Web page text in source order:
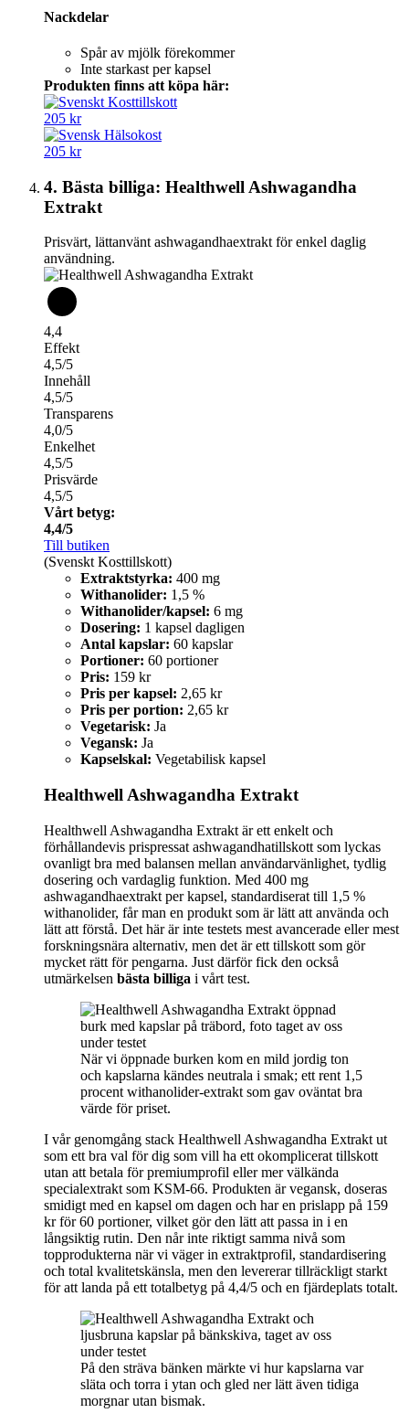
Nackdelar
Spår av mjölk förekommer
Inte starkast per kapsel
Produkten finns att köpa här:
205 kr
205 kr
4. Bästa billiga: Healthwell Ashwagandha
Extrakt
Prisvärt, lättanvänt ashwagandhaextrakt för enkel daglig
användning.
4,4
Effekt
4,5/5
Innehåll
4,5/5
Transparens
4,0/5
Enkelhet
4,5/5
Prisvärde
4,5/5
Vårt betyg:
4,4/5
Till butiken
(Svenskt Kosttillskott)
Extraktstyrka: 400 mg
Withanolider: 1,5 %
Withanolider/kapsel: 6 mg
Dosering: 1 kapsel dagligen
Antal kapslar: 60 kapslar
Portioner: 60 portioner
Pris: 159 kr
Pris per kapsel: 2,65 kr
Pris per portion: 2,65 kr
Vegetarisk: Ja
Vegansk: Ja
Kapselskal: Vegetabilisk kapsel
Healthwell Ashwagandha Extrakt
Healthwell Ashwagandha Extrakt är ett enkelt och
förhållandevis prispressat ashwagandhatillskott som lyckas
ovanligt bra med balansen mellan användarvänlighet, tydlig
dosering och vardaglig funktion. Med 400 mg
ashwagandhaextrakt per kapsel, standardiserat till 1,5 %
withanolider, får man en produkt som är lätt att använda och
lätt att förstå. Det här är inte testets mest avancerade eller mest
forskningsnära alternativ, men det är ett tillskott som gör
mycket rätt för pengarna. Just därför fick den också
utmärkelsen bästa billiga i vårt test.
När vi öppnade burken kom en mild jordig ton
och kapslarna kändes neutrala i smak; ett rent 1,5
procent withanolider‑extrakt som gav oväntat bra
värde för priset.
I vår genomgång stack Healthwell Ashwagandha Extrakt ut
som ett bra val för dig som vill ha ett okomplicerat tillskott
utan att betala för premiumprofil eller mer välkända
specialextrakt som KSM-66. Produkten är vegansk, doseras
smidigt med en kapsel om dagen och har en prislapp på 159
kr för 60 portioner, vilket gör den lätt att passa in i en
långsiktig rutin. Den når inte riktigt samma nivå som
topprodukterna när vi väger in extraktprofil, standardisering
och total kvalitetskänsla, men den levererar tillräckligt starkt
för att landa på ett totalbetyg på 4,4/5 och en fjärdeplats totalt.
På den sträva bänken märkte vi hur kapslarna var
släta och torra i ytan och gled ner lätt även tidiga
morgnar utan bismak.